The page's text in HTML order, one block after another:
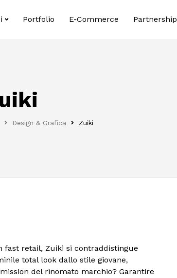
Portfolio E-Commerce Partnership
Design & Grafica Zuiki
fast retail, Zuiki si contraddistingue
total look dallo stile giovane,
del rinomato marchio? Garantire